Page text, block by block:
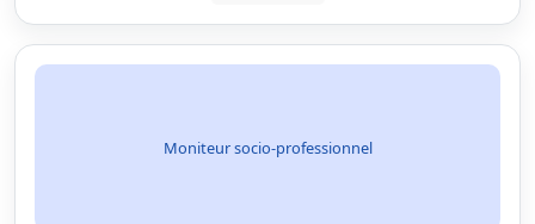
Moniteur socio-professionnel